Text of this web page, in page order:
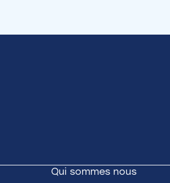
Qui sommes nous